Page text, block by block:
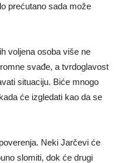
prećutano sada može
voljena osoba više ne
svađe, a tvrdoglavost
situaciju. Biće mnogo
će izgledati kao da se
Neki Jarčevi će
slomiti, dok će drugi